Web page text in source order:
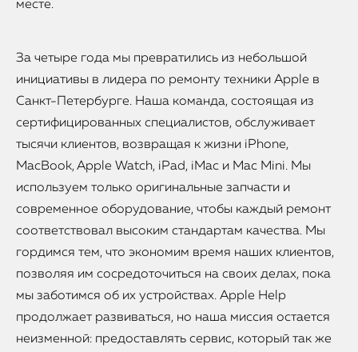
месте.
За четыре года мы превратились из небольшой
инициативы в лидера по ремонту техники Apple в
Санкт-Петербурге. Наша команда, состоящая из
сертифицированных специалистов, обслуживает
тысячи клиентов, возвращая к жизни iPhone,
MacBook, Apple Watch, iPad, iMac и Mac Mini. Мы
используем только оригинальные запчасти и
современное оборудование, чтобы каждый ремонт
соответствовал высоким стандартам качества. Мы
гордимся тем, что экономим время наших клиентов,
позволяя им сосредоточиться на своих делах, пока
мы заботимся об их устройствах. Apple Help
продолжает развиваться, но наша миссия остается
неизменной: предоставлять сервис, который так же